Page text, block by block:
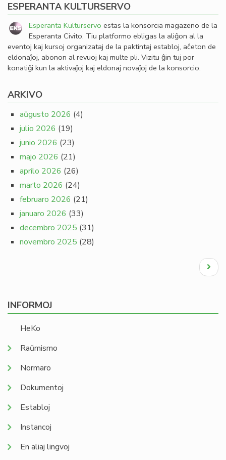
ESPERANTA KULTURSERVO
Esperanta Kulturservo estas la konsorcia magazeno de la
Esperanta Civito. Tiu platformo ebligas la aliĝon al la
eventoj kaj kursoj organizataj de la paktintaj establoj, aĉeton de
eldonaĵoj, abonon al revuoj kaj multe pli. Vizitu ĝin tuj por
konatiĝi kun la aktivaĵoj kaj eldonaj novaĵoj de la konsorcio.
ARKIVO
aŭgusto 2026 (4)
julio 2026 (19)
junio 2026 (23)
majo 2026 (21)
aprilo 2026 (26)
marto 2026 (24)
februaro 2026 (21)
januaro 2026 (33)
decembro 2025 (31)
novembro 2025 (28)
Next
page
INFORMOJ
HeKo
Raŭmismo
Normaro
Dokumentoj
Establoj
Instancoj
En aliaj lingvoj